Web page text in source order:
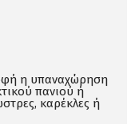
η υπαναχώρηση
πανιού ή
καρέκλες ή